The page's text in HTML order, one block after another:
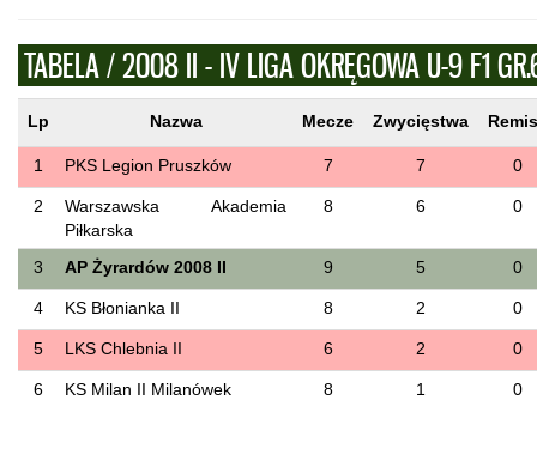
TABELA / 2008 II - IV LIGA OKRĘGOWA U-9 F1
Lp Nazwa Mecze Zwycięstwa
1 PKS Legion Pruszków 7 7 0
2
Warszawska Akademia
Piłkarska
8 6 0
3 AP Żyrardów 2008 II 9 5 0
4 KS Błonianka II 8 2 0
5 LKS Chlebnia II 6 2 0
6 KS Milan II Milanówek 8 1 0